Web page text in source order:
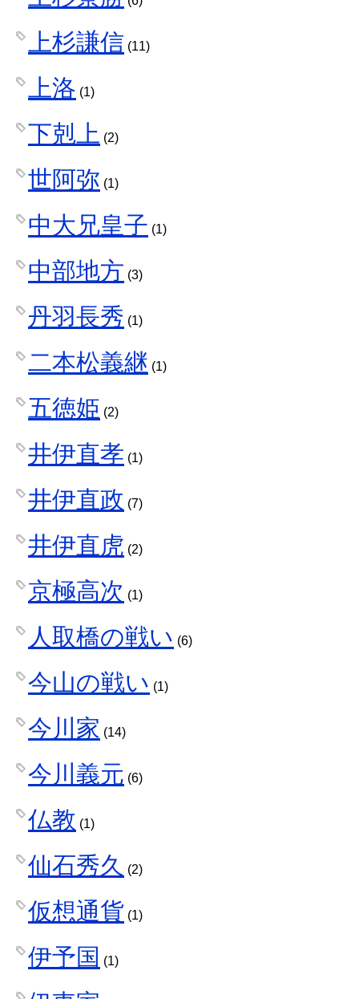
上杉謙信 (11)
上洛 (1)
下剋上 (2)
世阿弥 (1)
中大兄皇子 (1)
中部地方 (3)
丹羽長秀 (1)
二本松義継 (1)
五徳姫 (2)
井伊直孝 (1)
井伊直政 (7)
井伊直虎 (2)
京極高次 (1)
人取橋の戦い (6)
今山の戦い (1)
今川家 (14)
今川義元 (6)
仏教 (1)
仙石秀久 (2)
仮想通貨 (1)
伊予国 (1)